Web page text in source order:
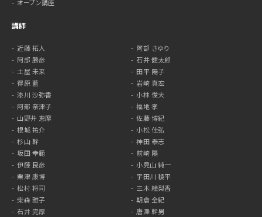
オープン講座
講師
近藤 拓人
阿部 さゆり
阿部 勝彦
石井 健太郎
土屋 未来
田平 陽子
得原 藍
岩崎 真宏
漆川 沙弥香
小林 俊夫
阿部 奈津子
福地 孝
山野井 恵摩
佐藤 博紀
根城 祐介
小松 佳弘
杉山 幹
神田 泰志
坂田 幸範
前崎 陽
伊藤 良彦
小見山 純一
粟津 康博
宇田川 稜平
松村 将司
三木 絵梨香
柴森 雅子
朝倉 全紀
石井 完厚
唐澤 幹男